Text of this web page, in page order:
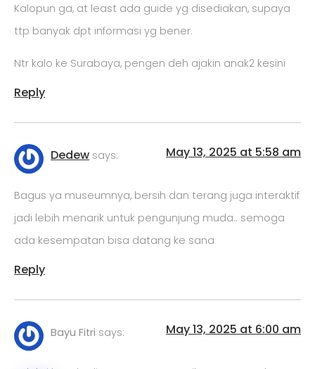
Kalopun ga, at least ada guide yg disediakan, supaya
ttp banyak dpt informasi yg bener.
Ntr kalo ke Surabaya, pengen deh ajakin anak2 kesini
Reply
Dedew says: May 13, 2025 at 5:58 am
Bagus ya museumnya, bersih dan terang juga interaktif
jadi lebih menarik untuk pengunjung muda.. semoga
ada kesempatan bisa datang ke sana
Reply
Bayu Fitri says: May 13, 2025 at 6:00 am